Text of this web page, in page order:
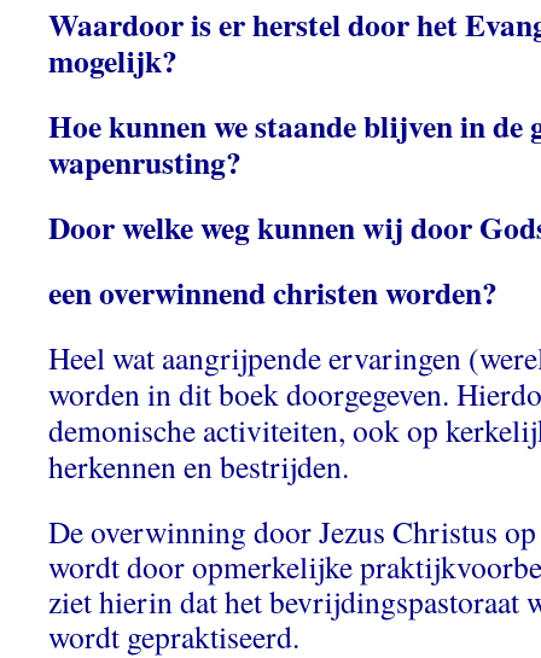
Waardoor is er herstel door het
mogelijk?
Hoe kunnen we staande blijven in de
wapenrusting?
Door welke weg kunnen wij door
een overwinnend christen worden?
Heel wat aangrijpende ervaringen
worden in dit boek doorgegeven.
demonische activiteiten, ook op
herkennen en bestrijden.
De overwinning door Jezus Christus
wordt door opmerkelijke
ziet hierin dat het bevrijdingspastoraat
wordt gepraktiseerd.